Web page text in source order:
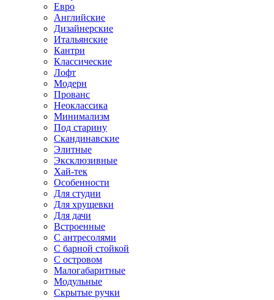
Евро
Английские
Дизайнерские
Итальянские
Кантри
Классические
Лофт
Модерн
Прованс
Неоклассика
Минимализм
Под старину
Скандинавские
Элитные
Эксклюзивные
Хай-тек
Особенности
Для студии
Для хрущевки
Для дачи
Встроенные
С антресолями
С барной стойкой
С островом
Малогабаритные
Модульные
Скрытые ручки